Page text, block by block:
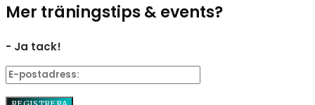
Mer träningstips & events?
- Ja tack!